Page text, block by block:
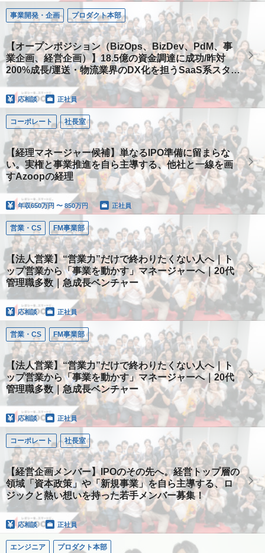
事業開発・企画 プロダクト本部
【オープンポジション（BizOps、BizDev、PdM、事
業企画、経営企画）】18.5億の資金調達に成功/昨対
200%成長/運送・物流業界のDX化を担うSaaS系スター
トアップ
応相談 正社員
コーポレート 社長室
【経理マネージャー候補】単なるIPO準備に留まらな
い。実権と事業推進を自ら主導する、他社と一線を画
すAzoopの経理
年収650万円 〜 850万円 正社員
営業・CS FM事業部
【法人営業】“営業力”だけで終わりたくない人へ｜ト
ップ営業から「事業を動かす」マネージャーへ｜20代
管理職多数｜急成長ベンチャー
応相談 正社員
営業・CS FM事業部
【法人営業】“営業力”だけで終わりたくない人へ｜ト
ップ営業から「事業を動かす」マネージャーへ｜20代
管理職多数｜急成長ベンチャー
応相談 正社員
コーポレート 社長室
【経営企画メンバー】IPOのその先へ。経営トップ層の
領域「資本政策」や「新規事業」を自ら主導する、ロ
ジックと熱い想いを持った若手メンバー募集！
応相談 正社員
エンジニア プロダクト本部